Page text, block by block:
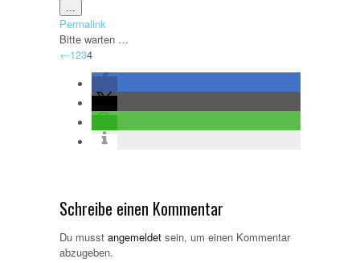
Metabox
ein-/ausblenden.
Permalink
Bitte warten …
Navigation
Gästebuchliste
←1234
Schreibe einen Kommentar
Du musst angemeldet sein, um einen Kommentar
abzugeben.